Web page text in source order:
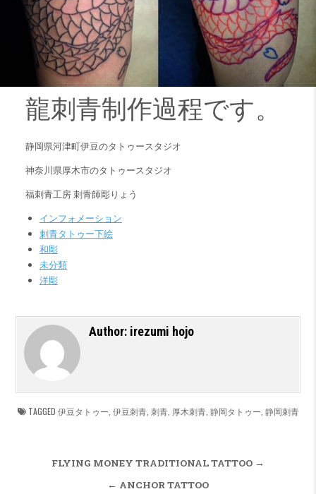
龍刺青制作過程です。
静岡県河津町伊豆のタトゥースタジオ
神奈川県厚木市のタトゥースタジオ
福刺青工房 刺青師彫りょう
インフォメーション
刺青タトゥー下絵
和彫
未分類
洋彫
Author: irezumi hojo
TAGGED 伊豆タトゥー 伊豆刺青, 刺青, 厚木刺青, 静岡タトゥー 静岡刺青
投稿ナビゲーション
FLYING MONEY TRADITIONAL TATTOO →
← ANCHOR TATTOO